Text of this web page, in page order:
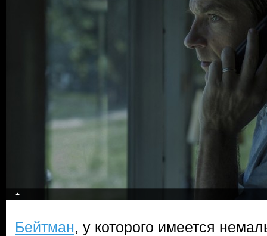
Бейтман, у которого имеется